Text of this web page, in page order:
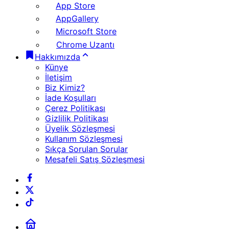
App Store
AppGallery
Microsoft Store
Chrome Uzantı
Hakkımızda
Künye
İletişim
Biz Kimiz?
İade Koşulları
Çerez Politikası
Gizlilik Politikası
Üyelik Sözleşmesi
Kullanım Sözleşmesi
Sıkça Sorulan Sorular
Mesafeli Satış Sözleşmesi